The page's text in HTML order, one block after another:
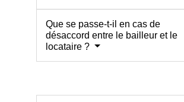
Que se passe-t-il en cas de
désaccord entre le bailleur et le
locataire ?